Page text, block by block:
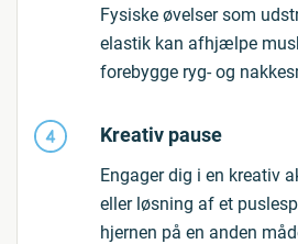
Fysiske øvelser som
elastik kan afhjælpe
forebygge ryg- og
Kreativ pause
Engager dig i en kreativ
eller løsning af et
hjernen på en anden